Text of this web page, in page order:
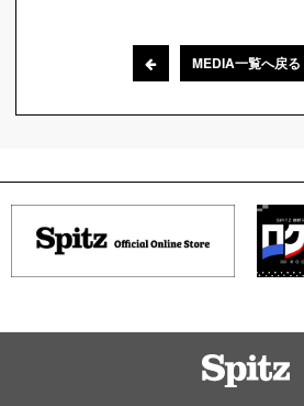
MEDIA一覧へ戻る